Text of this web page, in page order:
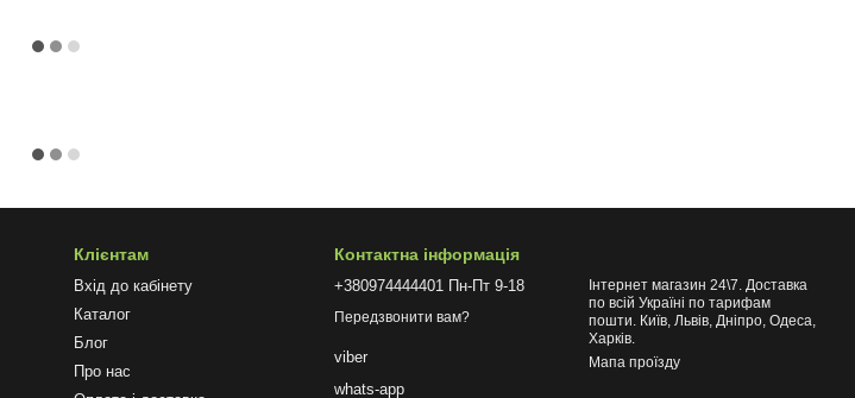
Клієнтам
Вхід до кабінету
Каталог
Блог
Про нас
Контактна інформація
+380974444401 Пн-Пт 9-18
Передзвонити вам?
viber
whats-app
Інтернет магазин 24\7. Доставка
по всій Україні по тарифам
пошти. Київ, Львів, Дніпро, Одеса,
Харків.
Мапа проїзду